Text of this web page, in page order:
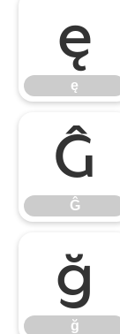
ę
ę
Ĝ
Ĝ
ğ
ğ